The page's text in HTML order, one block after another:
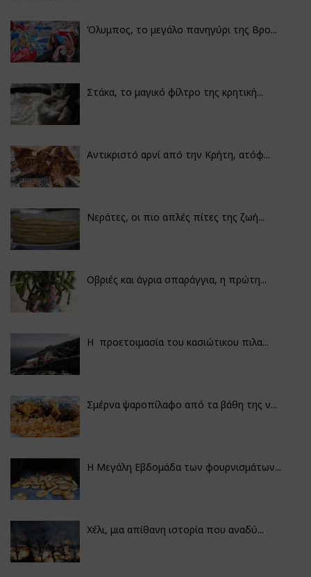
Όλυμπος, το μεγάλο πανηγύρι της Βρο...
Στάκα, το μαγικό φίλτρο της κρητική...
Αντικριστό αρνί από την Κρήτη, ατόφ...
Νεράτες, οι πιο απλές πίτες της ζωή...
Οβριές και άγρια σπαράγγια, η πρώτη...
Η προετοιμασία του κασιώτικου πιλα...
Σμέρνα ψαροπίλαφο από τα βάθη της ν...
Η Μεγάλη Εβδομάδα των φουρνισμάτων...
Χέλι, μια απίθανη ιστορία που αναδύ...